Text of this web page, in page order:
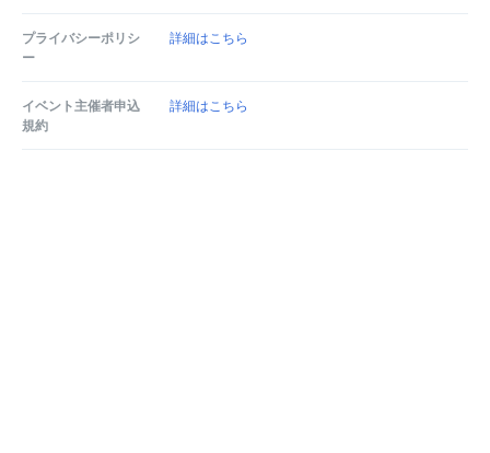
プライバシーポリシ
ー
詳細はこちら
イベント主催者申込
規約
詳細はこちら